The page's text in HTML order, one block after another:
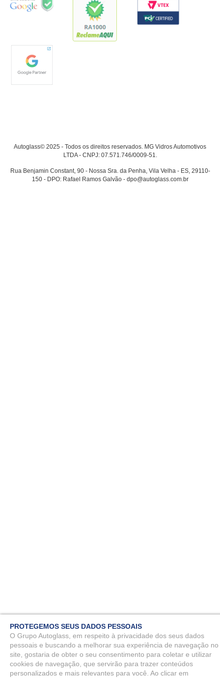
Autoglass© 2025 - Todos os direitos reservados. MG Vidros Automotivos
LTDA - CNPJ: 07.571.746/0009-51.
Rua Benjamin Constant, 90 - Nossa Sra. da Penha, Vila Velha - ES, 29110-
150 - DPO: Rafael Ramos Galvão - dpo@autoglass.com.br
PROTEGEMOS SEUS DADOS PESSOAIS
O Grupo Autoglass, em respeito à privacidade dos seus dados
pessoais e buscando a melhorar sua experiência de navegação no
site, gostaria de obter o seu consentimento para coletar e utilizar
cookies de navegação, que servirão para trazer conteúdos
personalizados e mais relevantes para você. Ao clicar em